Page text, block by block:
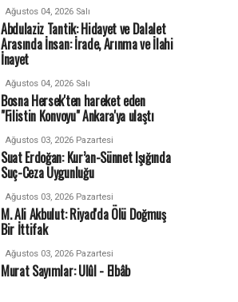
Ağustos 04, 2026 Salı
Abdulaziz Tantik: Hidayet ve Dalalet
Arasında İnsan: İrade, Arınma ve İlahi
İnayet
Ağustos 04, 2026 Salı
Bosna Hersek'ten hareket eden
"Filistin Konvoyu" Ankara'ya ulaştı
Ağustos 03, 2026 Pazartesi
Suat Erdoğan: Kur’an-Sünnet Işığında
Suç-Ceza Uygunluğu
Ağustos 03, 2026 Pazartesi
M. Ali Akbulut: Riyad'da Ölü Doğmuş
Bir İttifak
Ağustos 03, 2026 Pazartesi
Murat Sayımlar: Ulûl - Elbâb